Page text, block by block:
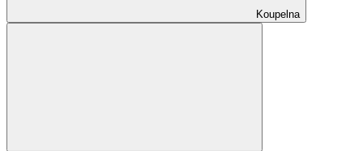
Koupelna